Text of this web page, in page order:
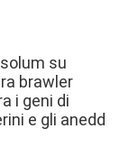
su
brawler
i geni di
e gli anedd